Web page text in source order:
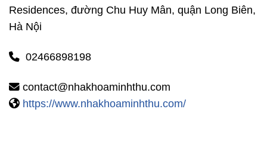
Residences, đường Chu Huy Mân, quận Long Biên,
Hà Nội
02466898198
contact@nhakhoaminhthu.com
https://www.nhakhoaminhthu.com/